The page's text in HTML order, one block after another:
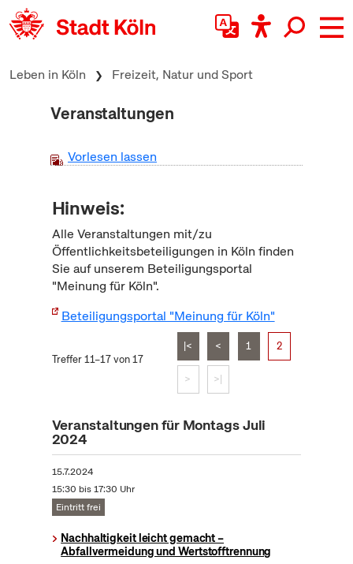
zum Inhalt springen
Leben in Köln Freizeit, Natur und Sport
Veranstaltungen
Vorlesen lassen
Hinweis:
Alle Veranstaltungen mit/zu
Öffentlichkeitsbeteiligungen in Köln finden
Sie auf unserem Beteiligungsportal
"Meinung für Köln".
Beteiligungsportal "Meinung für Köln"
Treffer 11–17 von 17
|< < 1 2
> >|
Veranstaltungen für Montags Juli
2024
15.7.2024
15:30 bis 17:30 Uhr
Eintritt frei
Nachhaltigkeit leicht gemacht –
Abfallvermeidung und Wertstofftrennung